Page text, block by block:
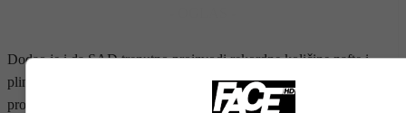
Dodao je i da SAD trenutno proizvodi rekordne količine nafte i
plina, tvrdeći da američka proizvodnja premašuje ukupnu
proizvodnju Rusija i Saudijske Arabije zajedno.